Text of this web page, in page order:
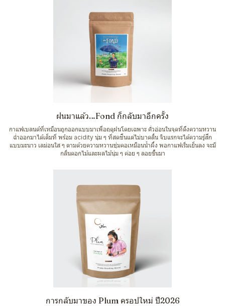
ฝนมาแล้ว…Fond ก็กลับมาอีกครั้ง
กาแฟเบลนด์ที่เหมือนถูกออกแบบมาเพื่อฤดูฝนโดยเฉพาะ คั่วอ่อนในจุดที่ดึงความหวาน
ฉ่ำออกมาได้เต็มที่ พร้อม acidity นุ่ม ๆ ที่สดชื่นแต่ไม่บาดลิ้น จิบแรกจะได้ความรู้สึก
แบบมะนาว เลม่อนใส ๆ ตามด้วยความหวานชุ่มคอเหมือนน้ำผึ้ง พอกาแฟเริ่มเย็นลง จะมี
กลิ่นดอกไม้และผลไม้นุ่ม ๆ ค่อย ๆ ลอยขึ้นมา
การกลับมาของ Plum ครอปใหม่ ปี2026